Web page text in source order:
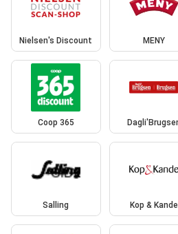
Nielsen's Discount MENY
Coop 365
Salling Kop & Kande